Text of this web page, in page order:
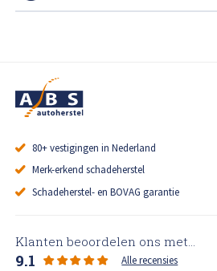
80+ vestigingen in Nederland
Merk-erkend schadeherstel
Schadeherstel- en BOVAG garantie
Klanten beoordelen ons met...
9.1 Alle recensies